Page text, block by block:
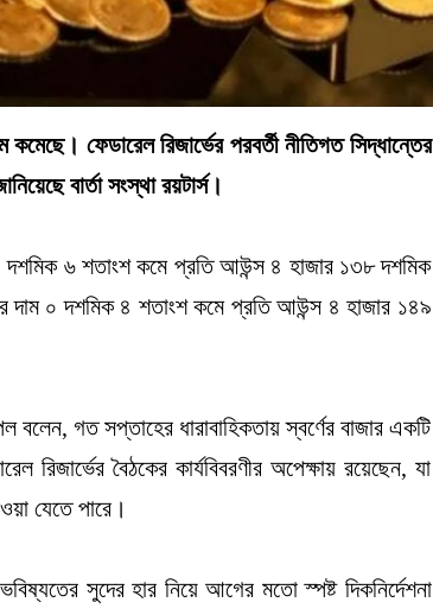
ফেডারেল রিজার্ভের পরবর্তী নীতিগত সিদ্ধান্তের
বার্তা সংস্থা রয়টার্স।
দশমিক ৬ শতাংশ কমে প্রতি আউন্স ৪ হাজার ১৩৮ দশমিক
দাম ০ দশমিক ৪ শতাংশ কমে প্রতি আউন্স ৪ হাজার ১৪৯
বলেন, গত সপ্তাহের ধারাবাহিকতায় স্বর্ণের বাজার একটি
বৈঠকের কার্যবিবরণীর অপেক্ষায় রয়েছেন, যা
যেতে পারে।
সুদের হার নিয়ে আগের মতো স্পষ্ট দিকনির্দেশনা